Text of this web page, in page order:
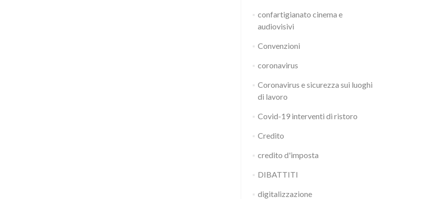
confartigianato cinema e
audiovisivi
Convenzioni
coronavirus
Coronavirus e sicurezza sui luoghi
di lavoro
Covid-19 interventi di ristoro
Credito
credito d'imposta
DIBATTITI
digitalizzazione